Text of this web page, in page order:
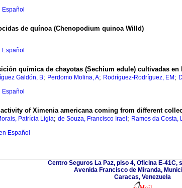
Español
de quínoa (Chenopodium quinoa Willd)
Español
química de chayotas (Sechium edule) cultivadas en
Galdón, B; Perdomo Molina, A; Rodríguez-Rodríguez, EM ;
Español
of Ximenia americana coming from different
Patrícia Lígia; de Souza, Francisco Irael ; Ramos da Costa,
Español
Centro Seguros La Paz, piso 4, Oficina E-41C,
Avenida Francisco de Miranda,
Caracas, Venezuela